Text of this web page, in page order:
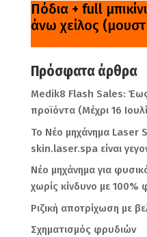
Πόδια + full
άνω χείλος
Πρόσφατα άρθρα
Medik8 Flash Sales:
προϊόντα (Μέχρι 16
Το Νέο μηχάνημα Laser
skin.laser.spa είναι
Νέο μηχάνημα για
χωρίς κίνδυνο με 100%
Ριζική αποτρίχωση με
Σχηματισμός φρυδιών